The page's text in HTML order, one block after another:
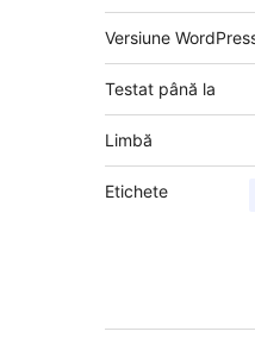
Versiune
Testat până la
Limbă
Etichete